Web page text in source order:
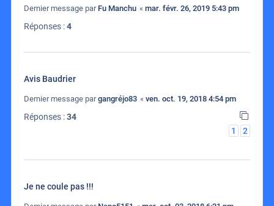
Dernier message par Fu Manchu « mar. févr. 26, 2019 5:43 pm
Réponses :4
Avis Baudrier
Dernier message pargangréjo83 « ven. oct. 19, 2018 4:54 pm
Réponses :34
1
2
Je ne coule pas !!!